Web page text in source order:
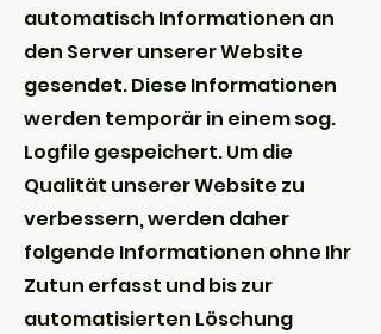
automatisch Informationen an
den Server unserer Website
gesendet. Diese Informationen
werden temporär in einem sog.
Logfile gespeichert. Um die
Qualität unserer Website zu
verbessern, werden daher
folgende Informationen ohne Ihr
Zutun erfasst und bis zur
automatisierten Löschung